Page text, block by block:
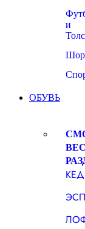
и
ОБУВЬ